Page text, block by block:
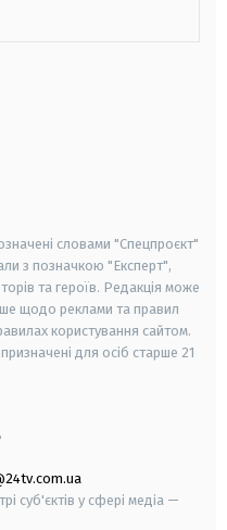
словами "Спецпроєкт"
з позначкою "Експерт",
та героїв. Редакція може
щодо реклами та правил
користування сайтом.
для осіб старше 21
суб'єктів у сфері медіа —